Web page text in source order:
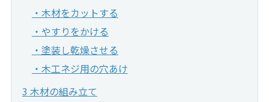
・木材をカットする
・やすりをかける
・塗装し乾燥させる
・木工ネジ用の穴あけ
3 木材の組み立て